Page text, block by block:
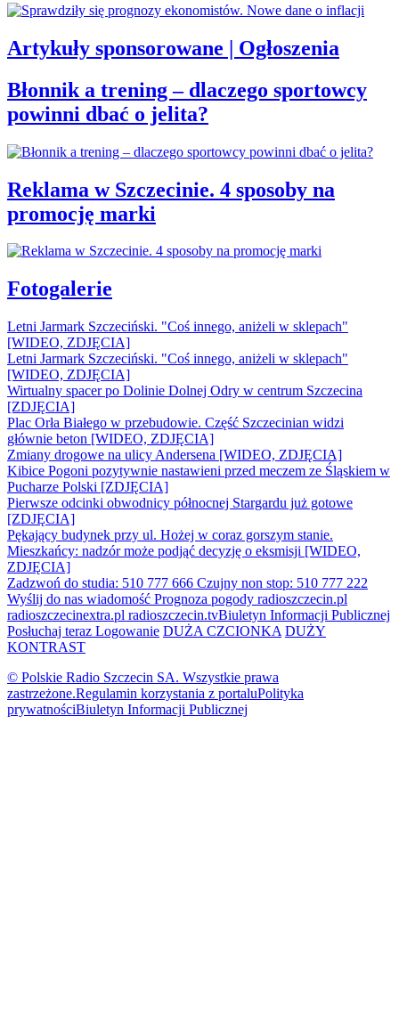
Artykuły sponsorowane | Ogłoszenia
Błonnik a trening – dlaczego sportowcy
powinni dbać o jelita?
Reklama w Szczecinie. 4 sposoby na
promocję marki
Fotogalerie
Letni Jarmark Szczeciński. "Coś innego, aniżeli w sklepach"
[WIDEO, ZDJĘCIA]
Letni Jarmark Szczeciński. "Coś innego, aniżeli w sklepach"
[WIDEO, ZDJĘCIA]
Wirtualny spacer po Dolinie Dolnej Odry w centrum Szczecina
[ZDJĘCIA]
Plac Orła Białego w przebudowie. Część Szczecinian widzi
głównie beton [WIDEO, ZDJĘCIA]
Zmiany drogowe na ulicy Andersena [WIDEO, ZDJĘCIA]
Kibice Pogoni pozytywnie nastawieni przed meczem ze Śląskiem w
Pucharze Polski [ZDJĘCIA]
Pierwsze odcinki obwodnicy północnej Stargardu już gotowe
[ZDJĘCIA]
Pękający budynek przy ul. Hożej w coraz gorszym stanie.
Mieszkańcy: nadzór może podjąć decyzję o eksmisji [WIDEO,
ZDJĘCIA]
Zadzwoń do studia: 510 777 666 Czujny non stop: 510 777 222
Wyślij do nas wiadomość Prognoza pogody radioszczecin.pl
radioszczecinextra.pl radioszczecin.tvBiuletyn Informacji Publicznej
Posłuchaj teraz Logowanie DUŻA CZCIONKA DUŻY
KONTRAST
© Polskie Radio Szczecin SA. Wszystkie prawa
zastrzeżone.Regulamin korzystania z portaluPolityka
prywatnościBiuletyn Informacji Publicznej